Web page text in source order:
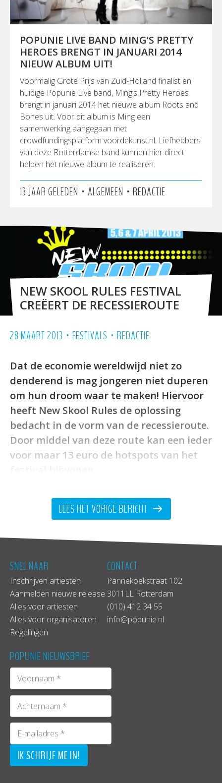
POPUNIE LIVE BAND MING’S PRETTY
HEROES BRENGT IN JANUARI 2014
NIEUW ALBUM UIT!
Voormalig Grote Prijs van Zuid-Holland finalist en
huidige Popunie Live band, Ming’s Pretty Heroes
brengt in januari 2014 het nieuwe album Roots and
Bones uit. Voor dit album is Ming een
samenwerking aangegaan met
crowdfundingsplatform voordekunst.nl. Liefhebbers
van deze Rotterdamse band kunnen hier direct
helpen het nieuwe album te realiseren.
13 JAAR GELEDEN • ALGEMEEN • REDACTIE
NEW SKOOL RULES FESTIVAL
CREËERT DE RECESSIEROUTE
28 MAART 2013 • FESTIVALS • REDACTIE
Dat de economie wereldwijd niet zo
denderend is mag jongeren niet duperen
om hun droom waar te maken! Hiervoor
heeft New Skool Rules de oplossing
bedacht in de vorm van de recessieroute.
Door middel van deze route kan een ieder
voor maar 13 euro de hotspots van het
Bij deze hotspots zullen de meest belangrijke
‘movers en shakers’ uit de industrie ook op zoek
zijn naar talent en is publiek natuurlijk ook van
harte welkom.
De route gaat op 5 april bij De Unie in Rotterdam
van start, waar men al in het restaurant
opkomende wereldsterren kan zien langslopen
gevolgd door de grootste muziekindustrie Movers
& Shakers’die graag met een ieder een gesprekje
willen starten.
Om 20:00 uur is er op deze dag de mogelijkheid
om voor maar 5 euro, meer kennis op te doen
LEES HET VORIGE BERICHT
SNEL NAAR
Inschrijven artiesten
Aanmelden nieuwe release
Alles voor artiesten
Alles voor organisatoren
Regelingen
CONTACT
Pannekoekstraat 102
3011LL Rotterdam
(010) 412 34 55
info@popunie.nl
POPUNIE NIEUWSBRIEF